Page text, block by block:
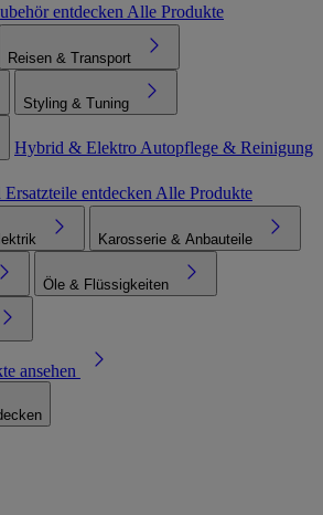
entdecken Alle Produkte
Reisen & Transport
Styling & Tuning
Hybrid & Elektro Autopflege & Reinigung
Ersatzteile entdecken Alle Produkte
Karosserie & Anbauteile
Öle & Flüssigkeiten
ansehen